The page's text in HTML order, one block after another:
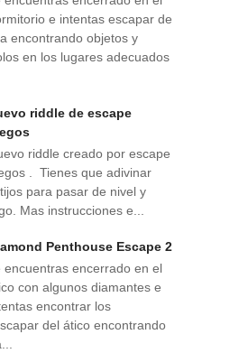
e intentas escapar de
encontrando objetos y
en los lugares adecuados
riddle de escape
riddle creado por escape
. Tienes que adivinar
para pasar de nivel y
Mas instrucciones e...
Penthouse Escape 2
encuentras encerrado en el
con algunos diamantes e
encontrar los
del ático encontrando